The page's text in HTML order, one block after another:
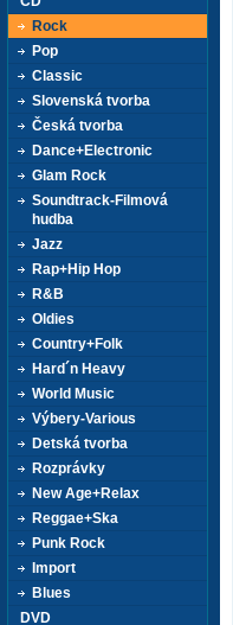
Rock
Pop
Classic
Slovenská tvorba
Česká tvorba
Dance+Electronic
Glam Rock
Soundtrack-Filmová
hudba
Jazz
Rap+Hip Hop
R&B
Oldies
Country+Folk
Hard´n Heavy
World Music
Výbery-Various
Detská tvorba
Rozprávky
New Age+Relax
Reggae+Ska
Punk Rock
Import
Blues
DVD